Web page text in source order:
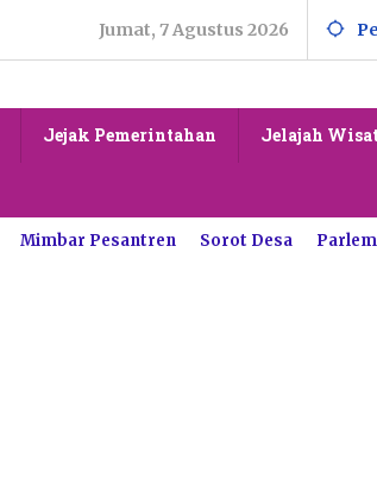
Jumat, 7 Agustus 2026
Jejak Pemerintahan Jelajah
Mimbar Pesantren Sorot Desa